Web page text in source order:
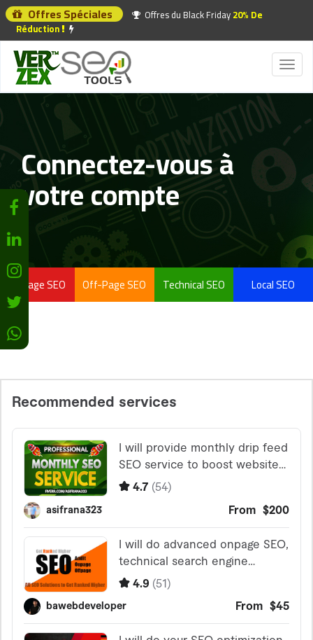
Offres Spéciales Offres du Black Friday20% De
Réduction
Toggle
Connectez-vous à
votre compte
On-Page SEO Off-Page SEO Technical SEO Local SEO